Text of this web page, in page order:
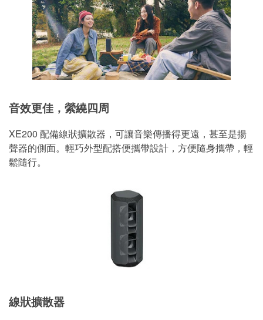
音效更佳，縈繞四周
XE200 配備線狀擴散器，可讓音樂傳播得更遠，甚至是揚
聲器的側面。輕巧外型配搭便攜帶設計，方便隨身攜帶，輕
鬆隨行。
線狀擴散器